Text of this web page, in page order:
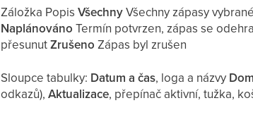
Záložka PopisVšechnyVšechny zápasy
Naplánováno Termín potvrzen, zápas se
přesunutZrušeno Zápas byl zrušen
Sloupce tabulky: Datum a čas, loga a názvy
odkazů),Aktualizace, přepínač aktivní, tužka,